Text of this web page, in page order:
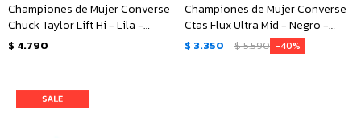
Championes de Mujer Converse
Chuck Taylor Lift Hi - Lila -
Blanco
$ 4.790
Championes de Mujer Converse
Ctas Flux Ultra Mid - Negro -
Azul
$ 3.350 $5.590 40